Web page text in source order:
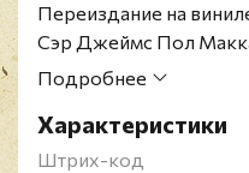
Переиздание на
Сэр Джеймс Пол
музыкант,
кратный обладатель
бакалавр и кавалер
Подробнее
Характеристики
Штрих-код